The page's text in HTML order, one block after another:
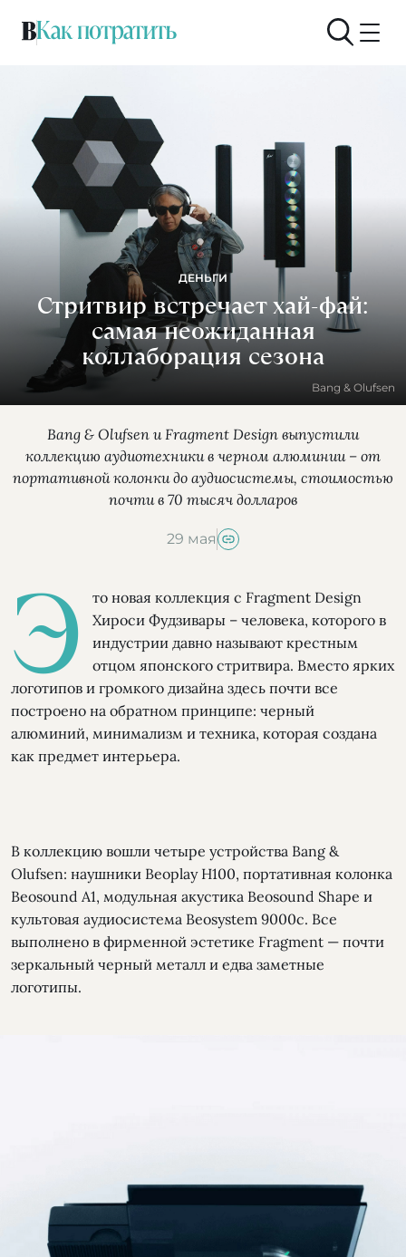
ДЕНЬГИ
Стритвир встречает хай-фай:
самая неожиданная
коллаборация сезона
Bang & Olufsen
Bang & Olufsen и Fragment Design выпустили
коллекцию аудиотехники в черном алюминии – от
портативной колонки до аудиосистемы, стоимостью
почти в 70 тысяч долларов
29 мая
Э
то новая коллекция с Fragment Design
Хироси Фудзивары – человека, которого в
индустрии давно называют крестным
отцом японского стритвира. Вместо ярких
логотипов и громкого дизайна здесь почти все
построено на обратном принципе: черный
алюминий, минимализм и техника, которая создана
как предмет интерьера.
В коллекцию вошли четыре устройства Bang &
Olufsen: наушники Beoplay H100, портативная колонка
Beosound A1, модульная акустика Beosound Shape и
культовая аудиосистема Beosystem 9000c. Все
выполнено в фирменной эстетике Fragment — почти
зеркальный черный металл и едва заметные
логотипы.